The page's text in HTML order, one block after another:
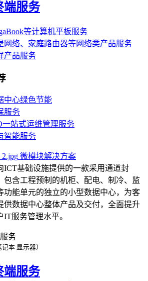
端服务
等计算机平板服务
网络、家庭路由器等网络类产品服务
产品服务
中心绿色节能
服务
一站式运维管理服务
智能服务
微模块解决方案
ICT基础设施提供的一款采用通道封
包含工程预制的机柜、配电、制冷、监
功能单元的独立的小型数据中心，为客
供数据中心整体产品及交付，全面提升
IT服务管理水平。
务
记本 显示器）
端服务